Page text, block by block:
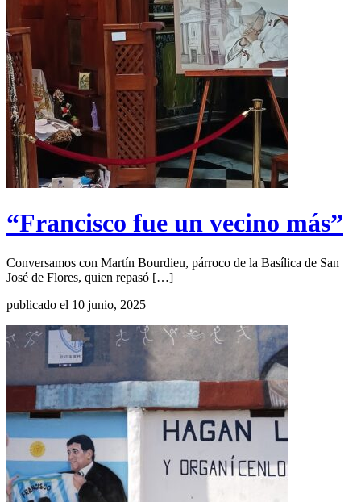
“Francisco fue un vecino más”
Conversamos con Martín Bourdieu, párroco de la Basílica de San
José de Flores, quien repasó […]
publicado el 10 junio, 2025